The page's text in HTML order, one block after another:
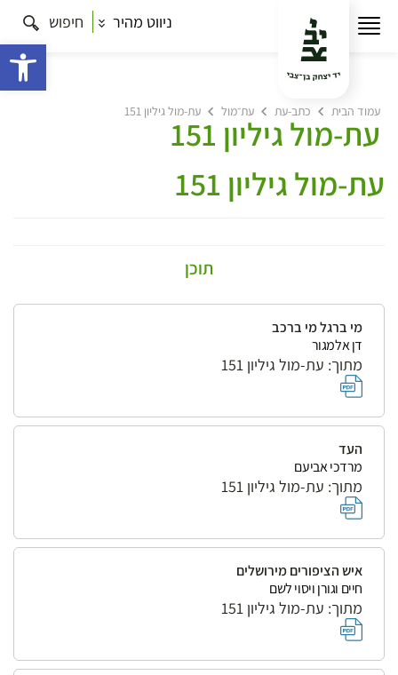
ניווט מהיר חיפוש
עמוד הבית כתב-עת עת־מול עת-מול גיליון 151
עת-מול גיליון 151
עת-מול גיליון 151
תוכן
מי ברגל מי ברכב
דן אלמגור
מתוך: עת-מול גיליון 151
העד
מרדכי אביעם
מתוך: עת-מול גיליון 151
איש הציפורים מירושלים
חיים וגורן ויסוי לשם
מתוך: עת-מול גיליון 151